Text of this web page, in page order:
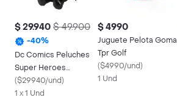
$ 29.940 $ 49.900
-40%
Dc Comics Peluches
Super Heroes
Surtidos
($29940/und)
1 x 1 Und
$ 4990
Juguete Pelota Goma
Tpr Golf
($4990/und)
1 Und